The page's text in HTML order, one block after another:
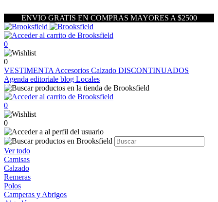
ENVIO GRATIS EN COMPRAS MAYORES A $2500
0
0
VESTIMENTA Accesorios Calzado DISCONTINUADOS
Agenda editoriale blog Locales
0
0
Ver todo
Camisas
Calzado
Remeras
Polos
Camperas y Abrigos